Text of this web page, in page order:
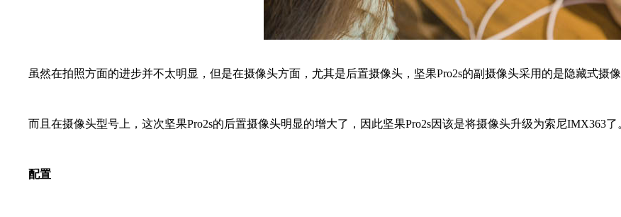
虽然在拍照方面的进步并不太明显，但是在摄像头方面，尤其是后置摄像头，坚果Pro2s的副摄像头采用的是隐藏式摄像
而且在摄像头型号上，这次坚果Pro2s的后置摄像头明显的增大了，因此坚果Pro2s因该是将摄像头升级为索尼IMX363了
配置